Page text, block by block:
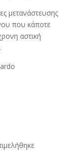
μετανάστευσης
που κάποτε
αστική